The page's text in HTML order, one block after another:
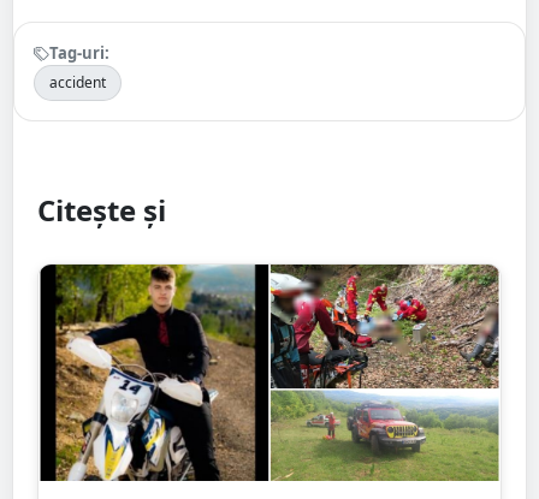
Tag-uri:
accident
Citește și